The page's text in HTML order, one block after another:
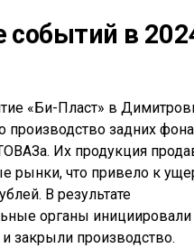
событий в
«Би-Пласт» в
производство задних
Их продукция
рынки, что привело к
В результате
органы инициировали
закрыли производство.